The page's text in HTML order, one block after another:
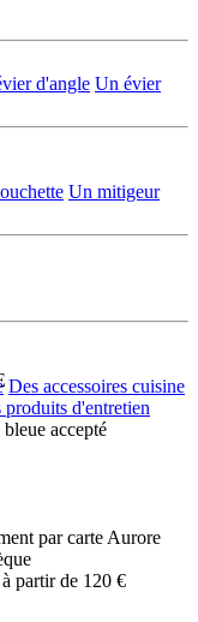
d'angle Un évier
Un mitigeur
Des accessoires cuisine
produits d'entretien
partir de 120 €